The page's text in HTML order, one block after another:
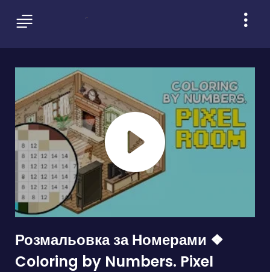
Розмальовка за Номерами ❖
Coloring by Numbers. Pixel